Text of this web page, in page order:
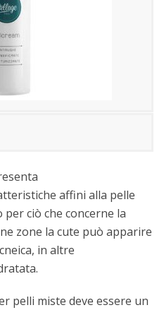
affini alla pelle
ciò che concerne la
zone la cute può apparire
in altre
pelli miste deve essere un